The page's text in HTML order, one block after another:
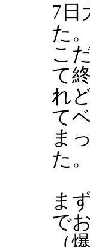
7日
た
こ
て
れ
て
ま
た
ま
で